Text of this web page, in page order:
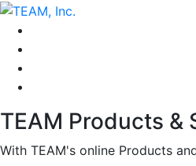
TEAM Products &
With TEAM's online Products